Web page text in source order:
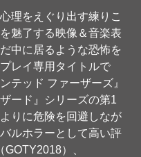
理をえぐり出す練りこ
魅了する映像＆音楽表
中に居るような恐怖を
レイ専用タイトルで
テッド ファーザーズ』
ード』シリーズの第1
りに危険を回避しなが
ルホラーとして高い評
）、